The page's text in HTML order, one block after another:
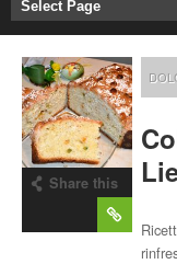
Share this